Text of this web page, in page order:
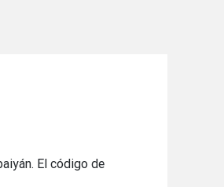
El código de